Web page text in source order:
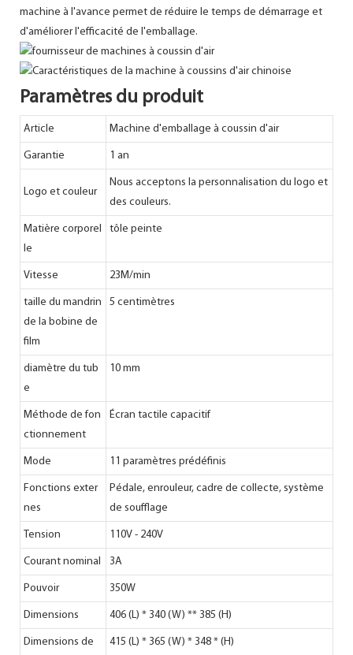
machine à l'avance permet de réduire le temps de démarrage et
d'améliorer l'efficacité de l'emballage.
Paramètres du produit
Article Machine d'emballage à coussin d'air
Garantie 1 an
Logo et couleur
Nous acceptons la personnalisation du logo et
des couleurs.
Matière corporel
le
tôle peinte
Vitesse 23M/min
taille du mandrin
de la bobine de
film
5 centimètres
diamètre du tub
e
10 mm
Méthode de fon
ctionnement
Écran tactile capacitif
Mode 11 paramètres prédéfinis
Fonctions exter
nes
Pédale, enrouleur, cadre de collecte, système
de soufflage
Tension 110V - 240V
Courant nominal 3A
Pouvoir 350W
Dimensions 406 (L) * 340 (W) ** 385 (H)
Dimensions de
415 (L) * 365 (W) * 348 * (H)